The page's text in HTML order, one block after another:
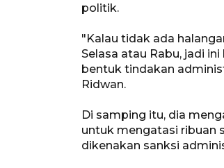
politik.
"Kalau tidak ada
Selasa atau Rabu, jadi
bentuk tindakan
Ridwan.
Di samping itu, dia
untuk mengatasi ribuan
dikenakan sanksi